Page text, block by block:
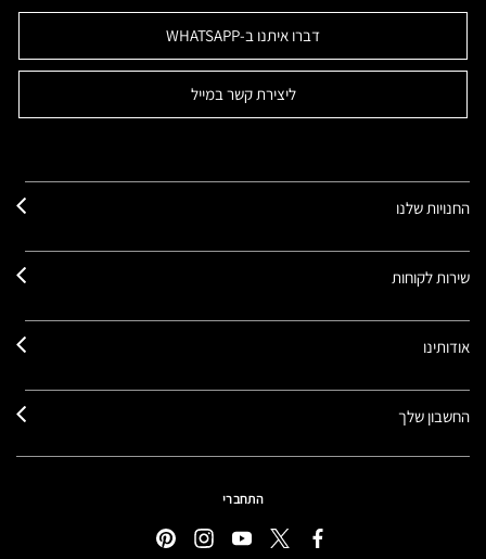
דברו איתנו ב-WHATSAPP
ליצירת קשר במייל
החנויות שלנו
שירות לקוחות
אודותינו
החשבון שלך
התחברי